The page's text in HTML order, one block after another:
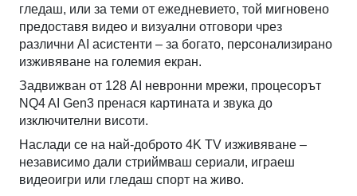
гледаш, или за теми от ежедневието, той мигновено
предоставя видео и визуални отговори чрез
различни AI асистенти – за богато, персонализирано
изживяване на големия екран.
Задвижван от 128 AI невронни мрежи, процесорът
NQ4 AI Gen3 пренася картината и звука до
изключителни висоти.
Наслади се на най-доброто 4K TV изживяване –
независимо дали стриймваш сериали, играеш
видеоигри или гледаш спорт на живо.